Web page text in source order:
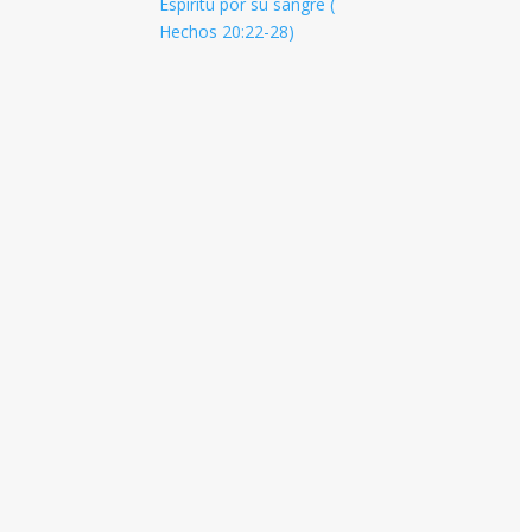
Hechos 20:22-28)